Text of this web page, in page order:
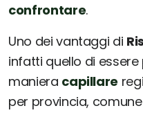
confrontare.
Uno dei vantaggi di
infatti quello di
maniera capillare
per provincia,